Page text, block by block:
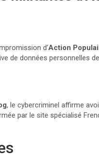
d’Action
de données personnelles
, le cybercriminel affirme
par le site spécialisé